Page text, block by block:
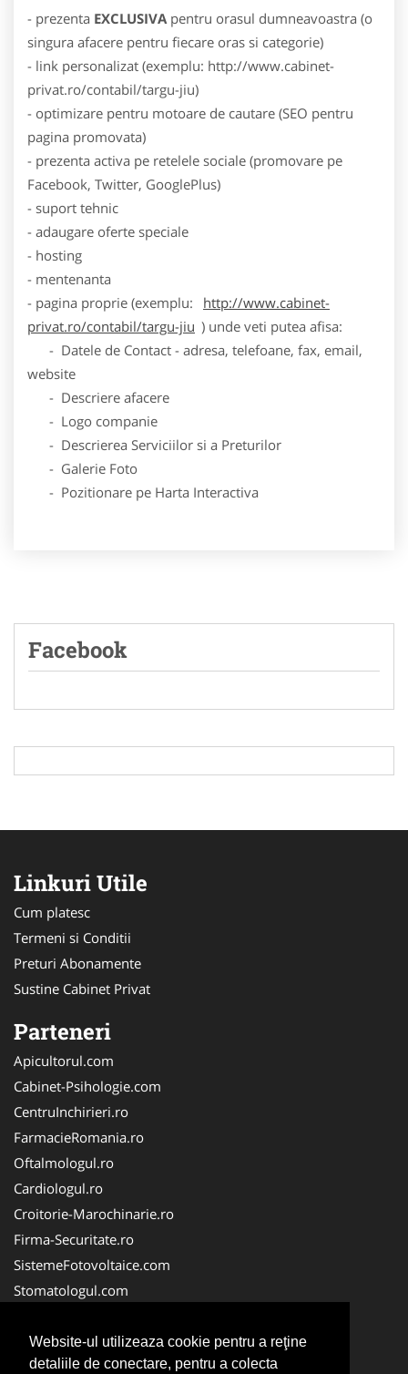
Website-ul utilizeaza cookie pentru a reţine
detaliile de conectare, pentru a colecta
- prezenta EXCLUSIVA pentru orasul dumneavoastra (o
singura afacere pentru fiecare oras si categorie)
- link personalizat (exemplu: http://www.cabinet-
privat.ro/contabil/targu-jiu)
- optimizare pentru motoare de cautare (SEO pentru
pagina promovata)
- prezenta activa pe retelele sociale (promovare pe
Facebook, Twitter, GooglePlus)
- suport tehnic
- adaugare oferte speciale
- hosting
- mentenanta
- pagina proprie (exemplu:
http://www.cabinet-
privat.ro/contabil/targu-jiu ) unde veti putea afisa:
- Datele de Contact - adresa, telefoane, fax, email,
website
- Descriere afacere
- Logo companie
- Descrierea Serviciilor si a Preturilor
- Galerie Foto
- Pozitionare pe Harta Interactiva
Facebook
Linkuri Utile
Cum platesc
Termeni si Conditii
Preturi Abonamente
Sustine Cabinet Privat
Parteneri
Apicultorul.com
Cabinet-Psihologie.com
CentruInchirieri.ro
FarmacieRomania.ro
Oftalmologul.ro
Cardiologul.ro
Croitorie-Marochinarie.ro
Firma-Securitate.ro
SistemeFotovoltaice.com
Stomatologul.com
Birouri-Cadastru.ro
Cabinet-Individual.ro